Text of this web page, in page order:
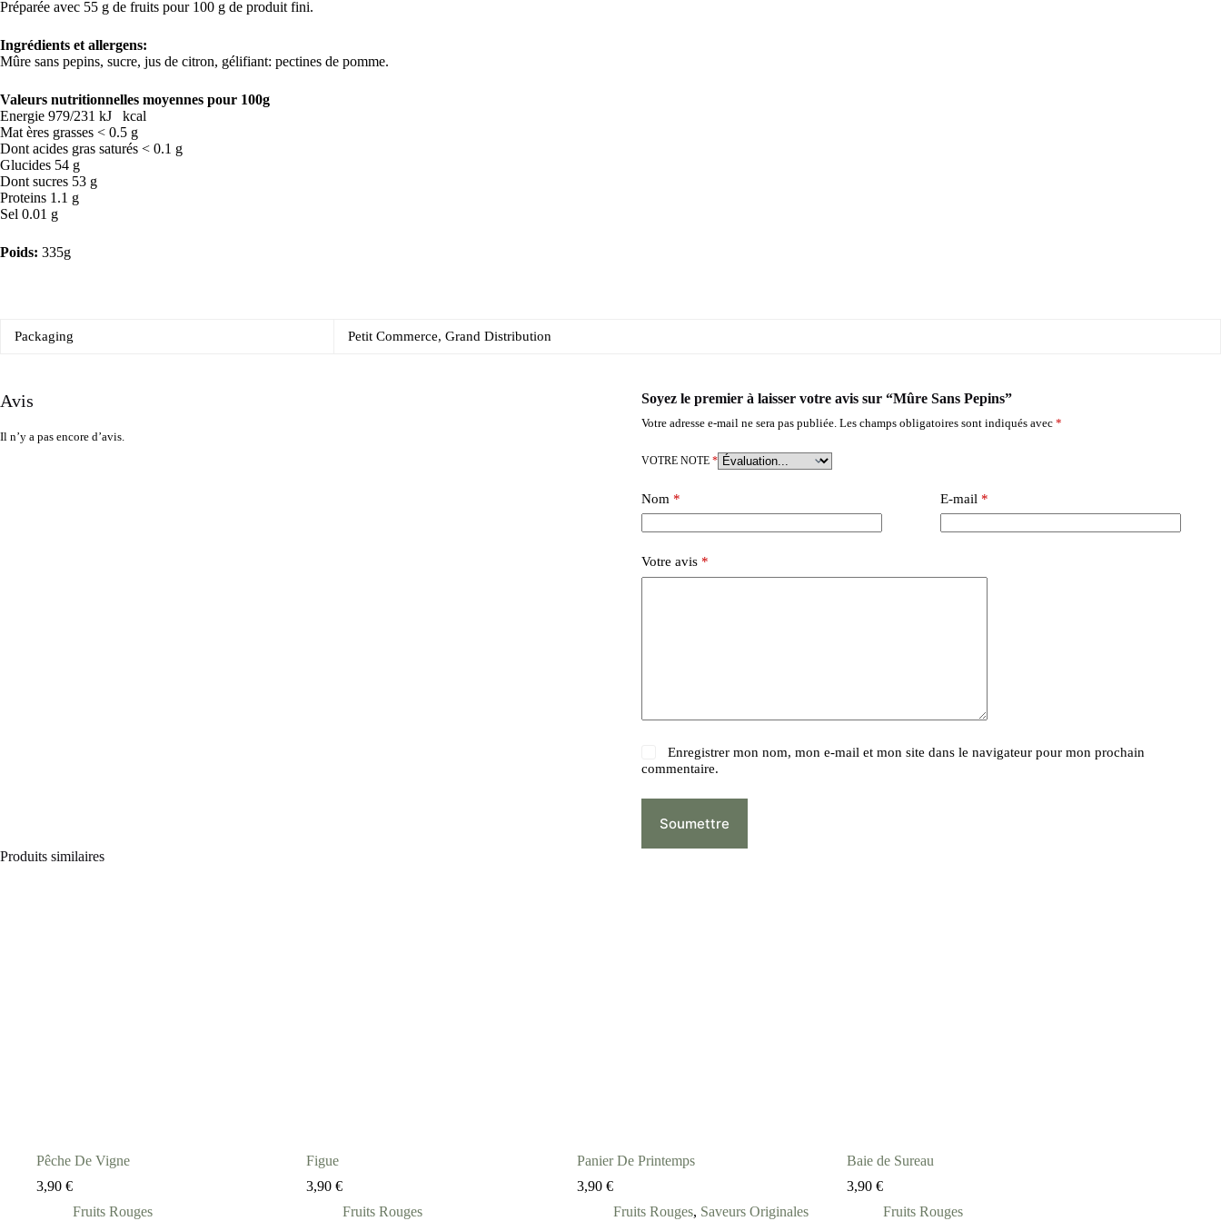
Préparée avec 55 g de fruits pour 100 g de produit fini.
Ingrédients et allergens:
Mûre sans pepins, sucre, jus de citron, gélifiant: pectines de pomme.
Valeurs nutritionnelles moyennes pour 100g
Energie 979/231 kJ kcal
Mat ères grasses < 0.5 g
Dont acides gras saturés < 0.1 g
Glucides 54 g
Dont sucres 53 g
Proteins 1.1 g
Sel 0.01 g
Poids: 335g
Packaging Petit Commerce, Grand Distribution
Avis
Il n’y a pas encore d’avis.
Soyez le premier à laisser votre avis sur “Mûre Sans Pepins”
Votre adresse e-mail ne sera pas publiée. Les champs obligatoires sont indiqués avec *
VOTRE NOTE *
Nom * E-mail *
Votre avis *
Enregistrer mon nom, mon e-mail et mon site dans le navigateur pour mon prochain
commentaire.
Soumettre
Produits similaires
Pêche De Vigne
3,90 €
Fruits Rouges
Figue
3,90€
Fruits Rouges
Panier De Printemps
3,90 €
Fruits Rouges, Saveurs Originales
Baie de Sureau
3,90€
Fruits Rouges